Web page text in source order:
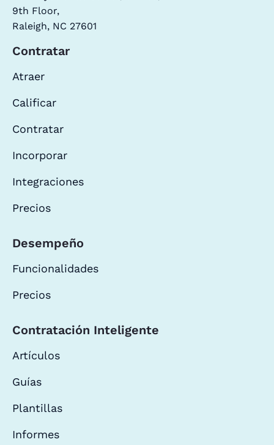
9th Floor,
Raleigh, NC 27601
Contratar
Atraer
Calificar
Contratar
Incorporar
Integraciones
Precios
Desempeño
Funcionalidades
Precios
Contratación Inteligente
Artículos
Guías
Plantillas
Informes